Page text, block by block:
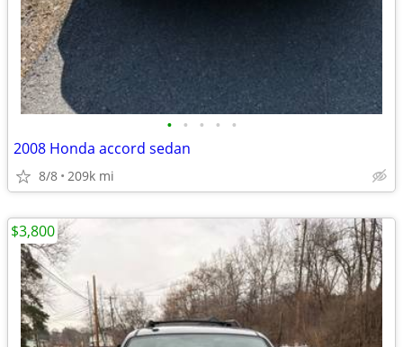
• • • • •
2008 Honda accord sedan
8/8 209k mi
$3,800